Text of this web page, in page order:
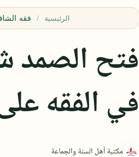
الرئيسية فقه
فتح الصمد
في الفقه